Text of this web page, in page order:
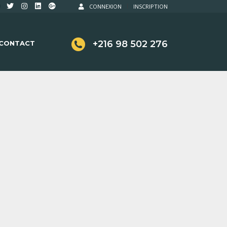
CONNEXION INSCRIPTION
+216 98 502 276